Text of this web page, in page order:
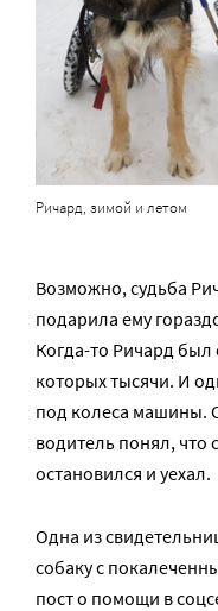
Ричард, зимой и летом
Возможно, судьба
подарила ему
Когда-то Ричард
которых тысячи. И
под колеса машины.
водитель понял, что
остановился и уехал.
Одна из
собаку с
пост о помощи в